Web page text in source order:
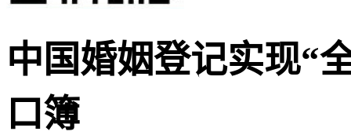
中国婚姻登记实现“
口簿